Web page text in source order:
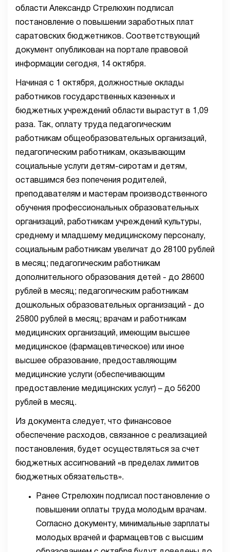
области Александр Стрелюхин подписал
постановление о повышении заработных плат
саратовских бюджетников. Соответствующий
документ опубликован на портале правовой
информации сегодня, 14 октября.
Начиная с 1 октября, должностные оклады
работников государственных казенных и
бюджетных учреждений области вырастут в 1,09
раза. Так, оплату труда педагогическим
работникам общеобразовательных организаций,
педагогическим работникам, оказывающим
социальные услуги детям-сиротам и детям,
оставшимся без попечения родителей,
преподавателям и мастерам производственного
обучения профессиональных образовательных
организаций, работникам учреждений культуры,
среднему и младшему медицинскому персоналу,
социальным работникам увеличат до 28100 рублей
в месяц; педагогическим работникам
дополнительного образования детей - до 28600
рублей в месяц; педагогическим работникам
дошкольных образовательных организаций - до
25800 рублей в месяц; врачам и работникам
медицинских организаций, имеющим высшее
медицинское (фармацевтическое) или иное
высшее образование, предоставляющим
медицинские услуги (обеспечивающим
предоставление медицинских услуг) – до 56200
рублей в месяц.
Из документа следует, что финансовое
обеспечение расходов, связанное с реализацией
постановления, будет осуществляться за счет
бюджетных ассигнований «в пределах лимитов
бюджетных обязательств».
Ранее Стрелюхин подписал постановление о
повышении оплаты труда молодым врачам.
Согласно документу, минимальные зарплаты
молодых врачей и фармацевтов с высшим